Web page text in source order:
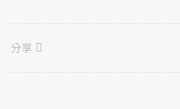
分享